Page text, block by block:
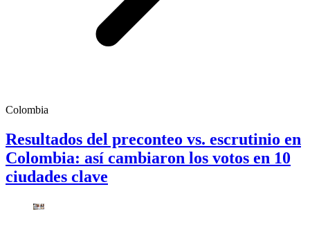
Colombia
Resultados del preconteo vs. escrutinio en
Colombia: así cambiaron los votos en 10
ciudades clave